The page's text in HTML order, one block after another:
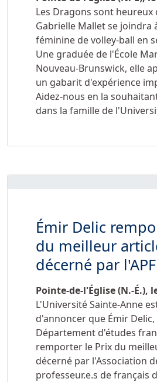
Les Dragons sont
Gabrielle Mallet se joindra
féminine de volley-ball en
Une graduée de l'École
Nouveau-Brunswick, elle
un gabarit d'expérience
Aidez-nous en la
dans la famille de
Émir Delic
du meilleur
décerné par
Pointe-de-l'Église (N.-É.),
L'Université Sainte-Anne
d'annoncer que Émir
Département d'études
remporter le Prix du
décerné par l'Association
professeur.e.s de français